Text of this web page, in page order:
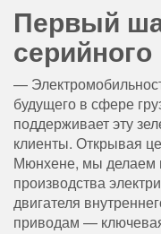
Первый
—
будущего в сфере
поддерживает эту
клиенты. Открывая
Мюнхене, мы делаем
производства
двигателя
приводам —